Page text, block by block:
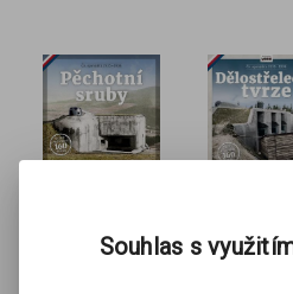
Pěchotní
sruby – Čs.
é tvrze –
Souhlas s